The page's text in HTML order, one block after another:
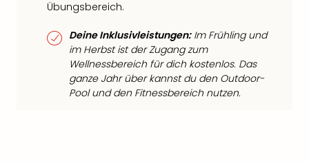
Übungsbereich.
Deine Inklusivleistungen:Im Frühling und
im Herbst ist der Zugang zum
Wellnessbereich für dich kostenlos. Das
ganze Jahr über kannst du den Outdoor-
Pool und den Fitnessbereich nutzen.